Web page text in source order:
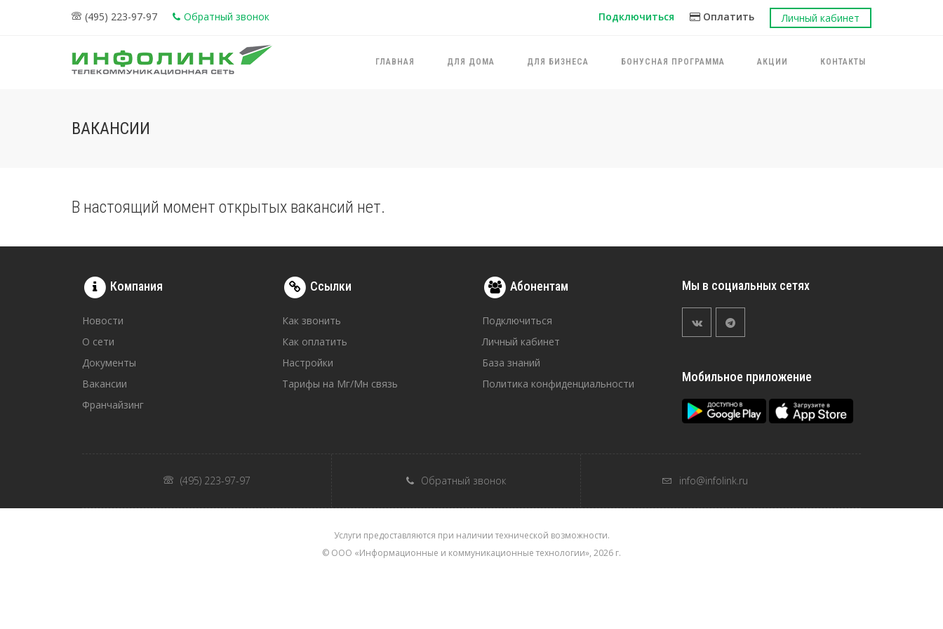
(495) 223-97-97 Обратный звонок Подключиться Оплатить Личный кабинет
ГЛАВНАЯ ДЛЯ ДОМА ДЛЯ БИЗНЕСА БОНУСНАЯ ПРОГРАММА АКЦИИ КОНТАКТЫ
ВАКАНСИИ
В настоящий момент открытых вакансий нет.
Компания
Новости
О сети
Документы
Вакансии
Франчайзинг
Ссылки
Как звонить
Как оплатить
Настройки
Тарифы на Мг/Мн связь
Абонентам
Подключиться
Личный кабинет
База знаний
Политика конфиденциальности
Мы в социальных сетях
Мобильное приложение
(495) 223-97-97 Обратный звонок info@infolink.ru
Услуги предоставляются при наличии технической возможности.
© ООО «Информационные и коммуникационные технологии», 2026 г.